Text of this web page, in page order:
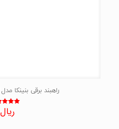
راهبند برقی بنینکا مدل LADY.5 / LADY.5I
نمره
5.00
ریال